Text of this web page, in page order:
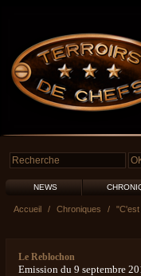
NEWS
Accueil / Chroniques / "C'est
Le Reblochon
Emission du 9 septembre